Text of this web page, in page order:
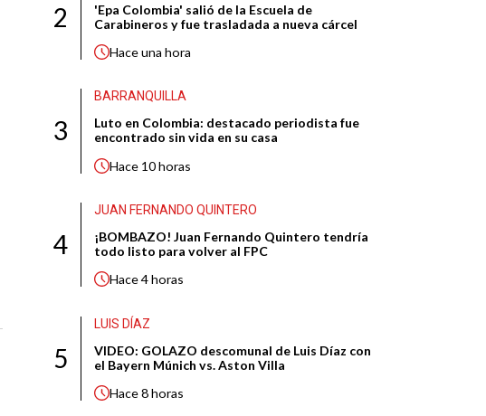
2
'Epa Colombia' salió de la Escuela de
Carabineros y fue trasladada a nueva cárcel
Haceuna hora
3
BARRANQUILLA
Luto en Colombia: destacado periodista fue
encontrado sin vida en su casa
Hace 10 horas
4
JUAN FERNANDO QUINTERO
¡BOMBAZO! Juan Fernando Quintero tendría
todo listo para volver al FPC
Hace4 horas
5
LUIS DÍAZ
VIDEO: GOLAZO descomunal de Luis Díaz con
el Bayern Múnich vs. Aston Villa
Hace8 horas